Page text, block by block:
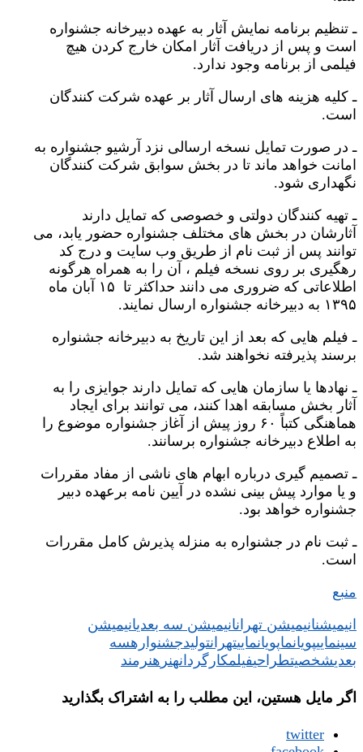
ـ تنظیم برنامه نمایش آثار به عهده دبیرخانه جشنواره
است و پس از دریافت آثار امکان خارج کردن هیچ
فیلمی از برنامه وجود ندارد.
ـ کلیه هزینه های ارسال آثار بر عهده شرکت کنندگان
است.
ـ در صورت تمایل نسخه ارسالی نزد آرشیو جشنواره به
امانت خواهد ماند تا در بخش سوابق شرکت کنندگان
نگهداری شود.
ـ تهیه کنندگان دولتی و خصوصی که تمایل دارند
آثارشان در بخش های مختلف جشنواره حضور یابد، می
توانند پس از ثبت نام از طریق وب سایت و درج کد
رهگیری بر روی نسخه فیلم ، آن را به همراه هرگونه
اطلاعاتی که ضروری می دانند حداکثر تا ۱۵ آبان ماه
۱۳۹۵ به دبیرخانه جشنواره ارسال نمایند.
ـ فیلم هایی که بعد از این تاریخ به دبیرخانه جشنواره
برسند پذیرفته نخواهند شد.
ـ نهادها یا سازمان هایی که تمایل دارند جوایزی را به
آثار بخش مسابقه اهدا کنند، می توانند برای ایجاد
هماهنگی کتباً ۶۰ روز پیش از آغاز جشنواره موضوع را
به اطلاع دبیرخانه جشنواره برسانند.
ـ تصمیم گیری درباره ابهام های ناشی از مفاد مقررات
و یا موارد پیش بینی نشده در آیین نامه برعهده دبیر
جشنواره خواهد بود.
ـ ثبت نام در جشنواره به منزله پذیرش کامل مقررات
است.
منبع
انیمیشنانیمیشن تهرانانیمیشن سه بعدیانیمیشن
سینماییپویانماپویانماییتهرانتولیدجشنوارهسه
بعدیشخصیتطراحیفیلمکارگردانهنر هنرمند
اگر مایل هستین، این مطلب را به اشتراک بگذارید
twitter